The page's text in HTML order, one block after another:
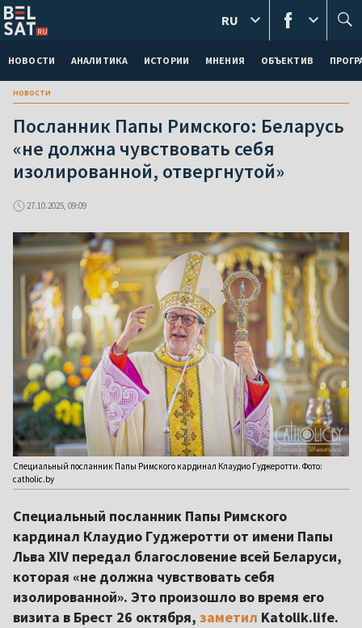
НОВОСТИ АНАЛИТИКА ИСТОРИИ МНЕНИЯ ОБЪЕКТИВ
RU
новости
Посланник Папы Римского: Беларусь
«не должна чувствовать себя
изолированной, отвергнутой»
27.10.2025, 09:09
Специальный посланник Папы Римского кардинал Клаудио Гуджеротти. Фото:
catholic.by
Специальный посланник Папы Римского
кардинал Клаудио Гуджеротти от имени Папы
Льва XIV передал благословение всей Беларуси,
которая «не должна чувствовать себя
изолированной». Это произошло во время его
визита в Брест 26 октября, заметил Katolik.life.